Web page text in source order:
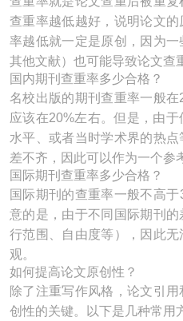
查重率越低越好，说明论文
率越低就一定是原创，因为
其他文献）也可能导致论文查
国内期刊查重率多少合格？
名校出版的期刊查重率一般
应该在20%左右。但是，由
水平、或者当时学术界的热
差不齐，因此可以作为一个参
国际期刊查重率多少合格？
国际期刊的查重率一般不高
意的是，由于不同国际期刊
行范围、自由度等），因此
观。
如何提高论文原创性？
除了注重写作风格，论文引
创性的关键。以下是几种常用